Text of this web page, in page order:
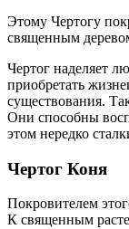
Этому Чертогу
священным
Чертог наделяет
приобретать
существования.
Они способны
этом нередко
Чертог Коня
Покровителем
К священным